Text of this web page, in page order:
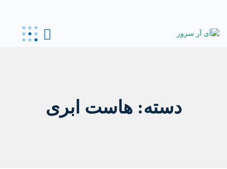
دسته:هاست ابری